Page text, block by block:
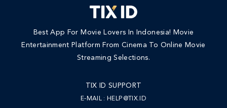
Best App For Movie Lovers In Indonesia! Movie
Entertainment Platform From Cinema To Online Movie
Streaming Selections.
TIX ID SUPPORT
E-MAIL : HELP@TIX.ID